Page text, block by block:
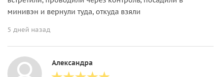
минивэн и вернули туда, откуда взяли
5 дней назад
Александра